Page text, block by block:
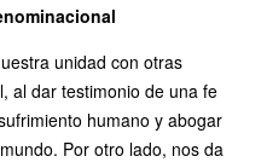
unidad con otras
al dar testimonio de una fe
humano y abogar
Por otro lado, nos da